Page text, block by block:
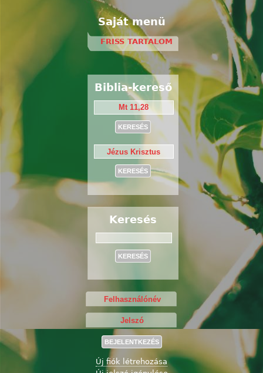
Saját menü
FRISS TARTALOM
Biblia-kereső
Keresés
Új fiók létrehozása